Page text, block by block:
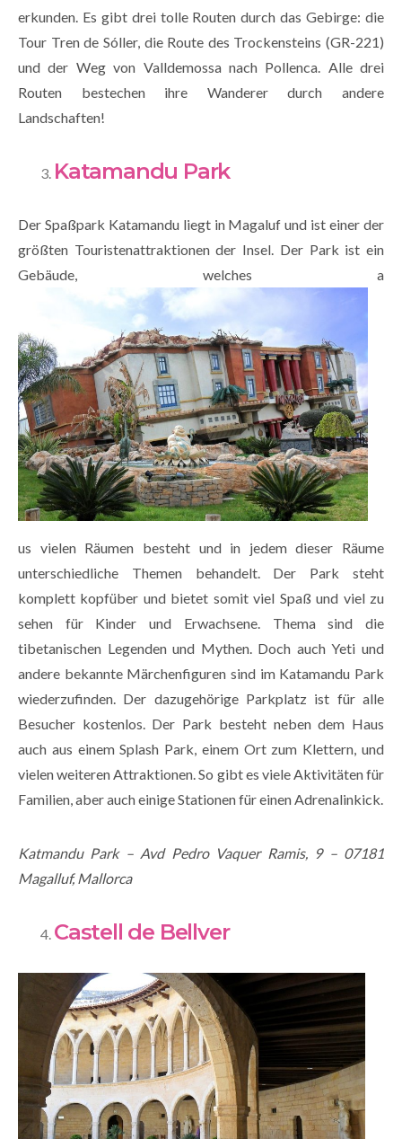
erkunden. Es gibt drei tolle Routen durch das Gebirge: die
Tour Tren de Sóller, die Route des Trockensteins (GR-221)
und der Weg von Valldemossa nach Pollenca. Alle drei
Routen bestechen ihre Wanderer durch andere
Landschaften!
Katamandu Park
Der Spaßpark Katamandu liegt in Magaluf und ist einer der
größten Touristenattraktionen der Insel. Der Park ist ein
Gebäude, welches a
us vielen Räumen besteht und in jedem dieser Räume
unterschiedliche Themen behandelt. Der Park steht
komplett kopfüber und bietet somit viel Spaß und viel zu
sehen für Kinder und Erwachsene. Thema sind die
tibetanischen Legenden und Mythen. Doch auch Yeti und
andere bekannte Märchenfiguren sind im Katamandu Park
wiederzufinden. Der dazugehörige Parkplatz ist für alle
Besucher kostenlos. Der Park besteht neben dem Haus
auch aus einem Splash Park, einem Ort zum Klettern, und
vielen weiteren Attraktionen. So gibt es viele Aktivitäten für
Familien, aber auch einige Stationen für einen Adrenalinkick.
Katmandu Park – Avd Pedro Vaquer Ramis, 9 – 07181
Magalluf, Mallorca
Castell de Bellver